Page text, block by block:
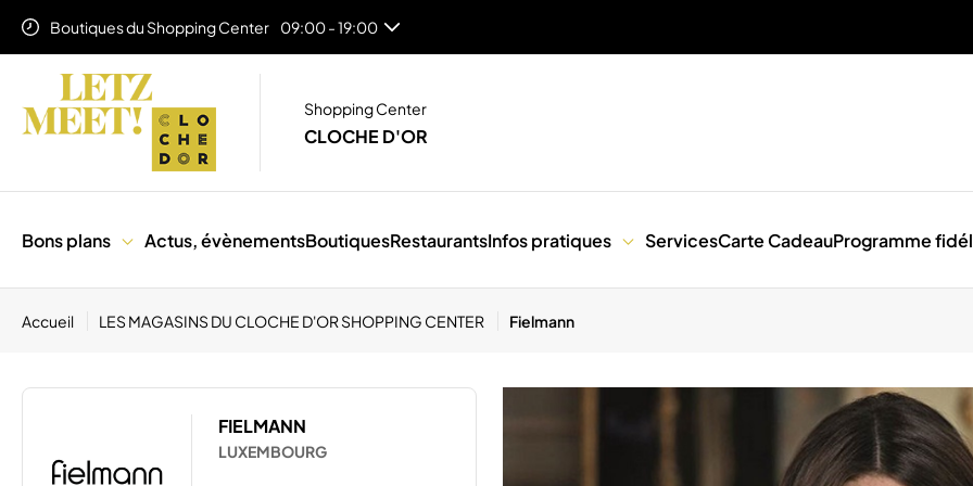
Boutiques du Shopping Center
09:00 - 19:00
Food Corner (Niveau 1) 11:00 - 19:00
Auchan Lifestore
08:00 - 20:00
Shopping Center
CLOCHE D'OR
Bons plans Actus, évènementsBoutiquesRestaurantsInfos pratiques ServicesCarte CadeauProgramme
Accueil LES MAGASINS DU CLOCHE D'OR SHOPPING CENTER Fielmann
FIELMANN
LUXEMBOURG